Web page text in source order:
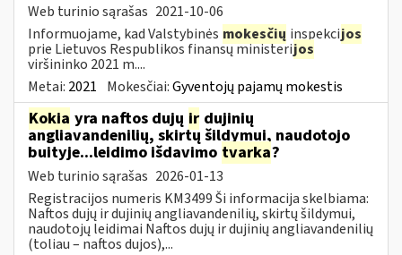
Web turinio sąrašas 2021-10-06
Informuojame, kad Valstybinės mokesčių inspekcijos
prie Lietuvos Respublikos finansų ministerijos
viršininko 2021 m....
Metai: 2021 Mokesčiai:Gyventojų pajamų mokestis
Kokia yra naftos dujų ir dujinių
angliavandenilių, skirtų šildymui, naudotojo
buityje...leidimo išdavimo tvarka?
Web turinio sąrašas 2026-01-13
Registracijos numeris KM3499 Ši informacija skelbiama:
Naftos dujų ir dujinių angliavandenilių, skirtų šildymui,
naudotojų leidimai Naftos dujų ir dujinių angliavandenilių
(toliau – naftos dujos),...